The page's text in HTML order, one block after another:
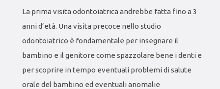
La prima visita odontoiatrica andrebbe fatta fino a 3
anni d’età. Una visita precoce nello studio
odontoiatrico è fondamentale per insegnare il
bambino e il genitore come spazzolare bene i denti e
per scoprire in tempo eventuali problemi di salute
orale del bambino ed eventuali anomalie